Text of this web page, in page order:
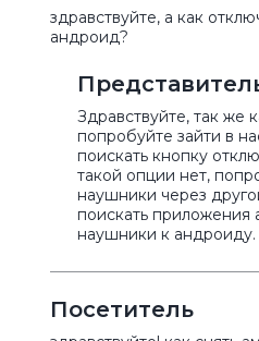
здравствуйте, а как
андроид?
Здравствуйте, так же
попробуйте зайти в
поискать кнопку
такой опции нет,
наушники через
поискать
наушники к андроиду.
Посетитель